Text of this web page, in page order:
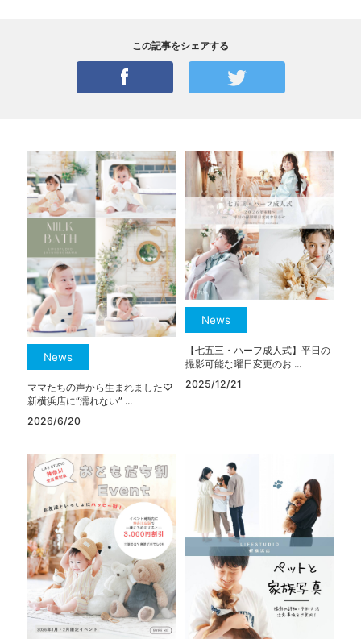
この記事をシェアする
News
ママたちの声から生まれました♡
新横浜店に“濡れない” ...
2026/6/20
News
【七五三・ハーフ成人式】平日の
撮影可能な曜日変更のお ...
2025/12/21